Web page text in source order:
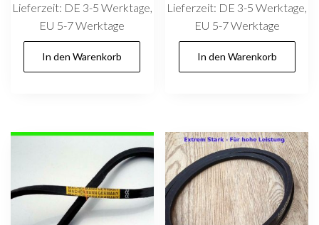
Lieferzeit: DE 3-5 Werktage,
EU 5-7 Werktage
In den Warenkorb
Lieferzeit: DE 3-5 Werktage,
EU 5-7 Werktage
In den Warenkorb